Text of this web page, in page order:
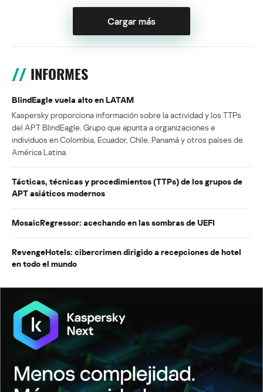
Cargar más
INFORMES
BlindEagle vuela alto en LATAM
Kaspersky proporciona información sobre la actividad y los TTPs
del APT BlindEagle. Grupo que apunta a organizaciones e
individuos en Colombia, Ecuador, Chile, Panamá y otros países de
América Latina.
Tácticas, técnicas y procedimientos (TTPs) de los grupos de
APT asiáticos modernos
MosaicRegressor: acechando en las sombras de UEFI
RevengeHotels: cibercrimen dirigido a recepciones de hotel
en todo el mundo